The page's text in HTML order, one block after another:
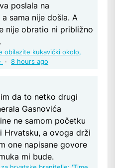
poslala na
sama nije došla. A
nije obratio ni približno
obilazite kukavički okolo,
· 8 hours ago
da to netko drugi
Gasnovića
ne samom početku
Hrvatsku, a ovoga drži
one napisane govore
mi bude.